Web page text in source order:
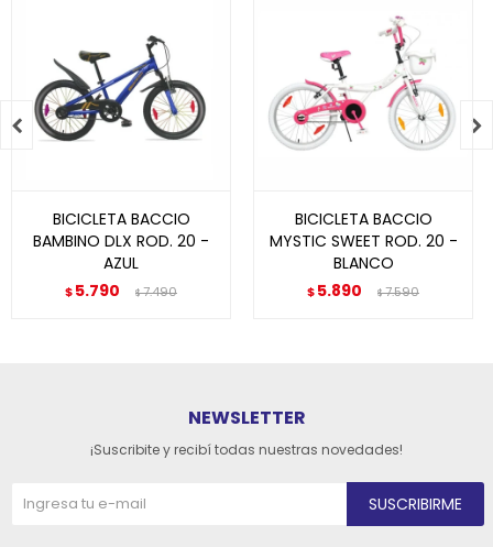
BICICLETA BACCIO
BAMBINO DLX ROD. 20 -
AZUL
$5.790 $7.490
BICICLETA BACCIO
MYSTIC SWEET ROD. 20 -
BLANCO
$5.890 $7.590
 
NEWSLETTER
¡Suscribite y recibí todas nuestras novedades!
SUSCRIBIRME